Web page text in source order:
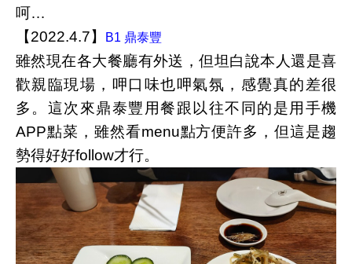
呵…
【2022.4.7】
B1 鼎泰豐
雖然現在各大餐廳有外送，但坦白說本人還是喜
歡親臨現場，呷口味也呷氣氛，感覺真的差很
多。這次來鼎泰豐用餐跟以往不同的是用手機
APP點菜，雖然看menu點方便許多，但這是趨
勢得好好follow才行。